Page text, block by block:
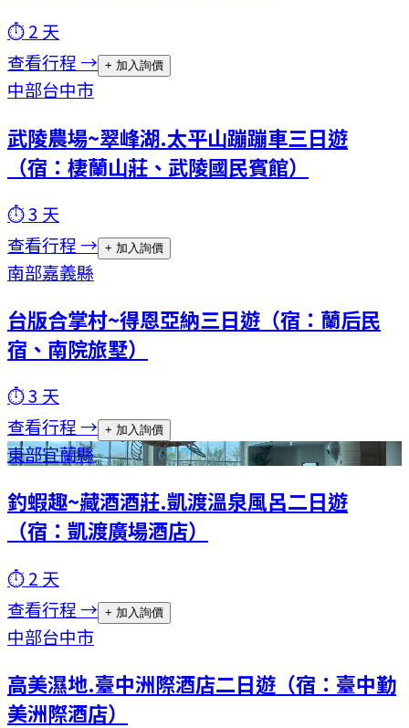
⏱2 天
查看行程 → + 加入詢價
中部台中市
武陵農場~翠峰湖.太平山蹦蹦車三日遊
（宿：棲蘭山莊、武陵國民賓館）
⏱3 天
查看行程 → + 加入詢價
南部嘉義縣
台版合掌村~得恩亞納三日遊（宿：蘭后民
宿、南院旅墅）
⏱3 天
查看行程 → + 加入詢價
東部宜蘭縣
釣蝦趣~藏酒酒莊.凱渡溫泉風呂二日遊
（宿：凱渡廣場酒店）
⏱2 天
查看行程 → + 加入詢價
中部台中市
高美濕地.臺中洲際酒店二日遊（宿：臺中勤
美洲際酒店）